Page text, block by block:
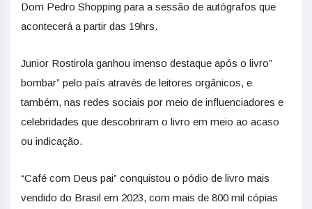
Dom Pedro Shopping para a sessão de autógrafos que
acontecerá a partir das 19hrs.
Junior Rostirola ganhou imenso destaque após o livro”
bombar” pelo país através de leitores orgânicos, e
também, nas redes sociais por meio de influenciadores e
celebridades que descobriram o livro em meio ao acaso
ou indicação.
“Café com Deus pai” conquistou o pódio de livro mais
vendido do Brasil em 2023, com mais de 800 mil cópias